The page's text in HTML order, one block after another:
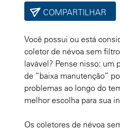
COMPARTILHAR
Você possui ou está
coletor de névoa sem
lavável? Pense nisso: um
de “baixa manutenção”
problemas ao longo do
melhor escolha para sua
Os coletores de névoa